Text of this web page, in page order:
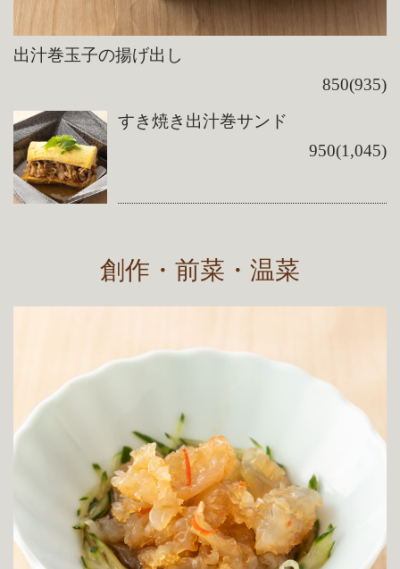
出汁巻玉子の揚げ出し
850(935)
すき焼き出汁巻サンド
950(1,045)
創作・前菜・温菜